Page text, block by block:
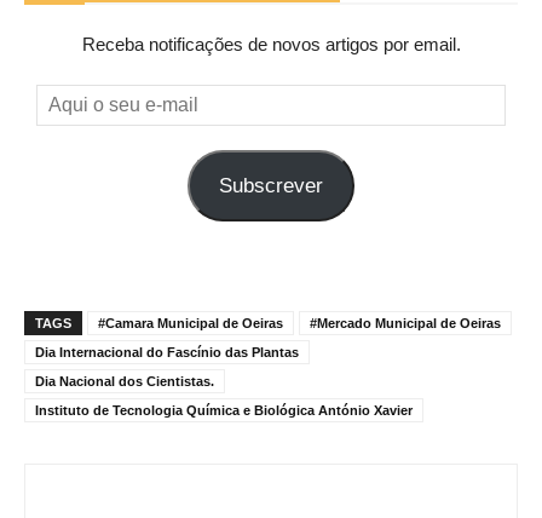
Receba notificações de novos artigos por email.
Aqui
o
Subscrever
TAGS #Camara Municipal de Oeiras
#Mercado Municipal de Oeiras
Dia Internacional do Fascínio das Plantas
Dia Nacional dos Cientistas.
Instituto de Tecnologia Química e Biológica António Xavier